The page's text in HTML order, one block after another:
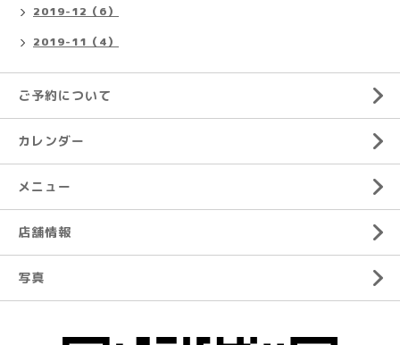
2019-12（6）
2019-11（4）
ご予約について
カレンダー
メニュー
店舗情報
写真